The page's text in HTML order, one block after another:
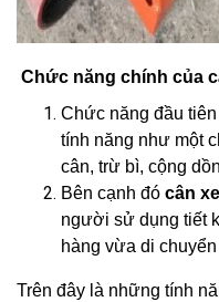
Chức năng chính của
Chức năng đầu
tính năng như một
cân, trừ bì, cộng
Bên cạnh đó cân
người sử dụng tiết
hàng vừa di
Trên đây là những tính